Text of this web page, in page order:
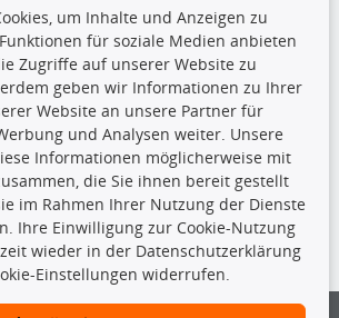
insbesondere die gesamte Datenbank dürfen
Daten oder die gesamte Datenbank ohne
TecDoc zu vervielfältigen, zu verbreiten
um Inhalte und Anzeigen zu
für soziale Medien anbieten
Zugriffe auf unserer Website zu
geben wir Informationen zu Ihrer
Website an unsere Partner für
und Analysen weiter. Unsere
Informationen möglicherweise mit
die Sie ihnen bereit gestellt
im Rahmen Ihrer Nutzung der Dienste
Ihre Einwilligung zur Cookie-Nutzung
wieder in der Datenschutzerklärung
Einstellungen widerrufen.